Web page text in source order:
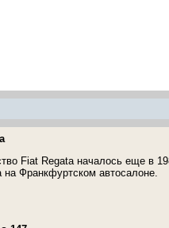
Fiat Regata началось еще в
на Франкфуртском автосалоне.